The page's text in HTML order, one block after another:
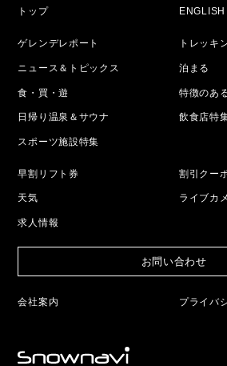
トップ ENGLISH
ゲレンデレポート トレッキ
ニュース＆トピックス 泊まる
食・買・遊 特徴のあ
日帰り温泉＆サウナ 飲食店特
スポーツ施設特集
早割リフト券 割引クー
天気 ライブカ
求人情報
お問い合わせ
会社案内 プライバ